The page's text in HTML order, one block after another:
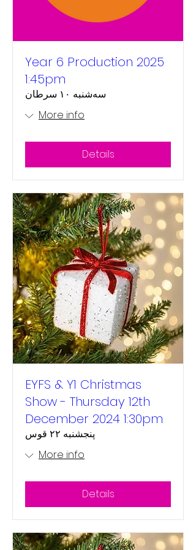
Year 6 Production 2025
1:45pm
سه‌شنبه ۱۰ سرطان
More info
Details
EYFS & Y1 Christmas
Show - Thursday 12th
December 2024 1:30pm
پنجشنبه ۲۲ قوس
More info
Details